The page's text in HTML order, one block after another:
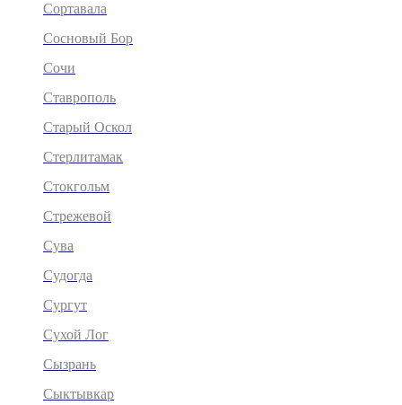
Сортавала
Сосновый Бор
Сочи
Ставрополь
Старый Оскол
Стерлитамак
Стокгольм
Стрежевой
Сува
Судогда
Сургут
Сухой Лог
Сызрань
Сыктывкар